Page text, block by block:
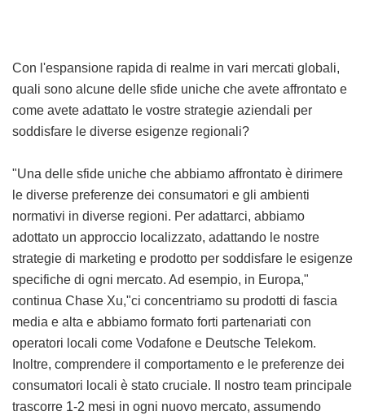
Con l'espansione rapida di realme in vari mercati globali,
quali sono alcune delle sfide uniche che avete affrontato e
come avete adattato le vostre strategie aziendali per
soddisfare le diverse esigenze regionali?
"Una delle sfide uniche che abbiamo affrontato è dirimere
le diverse preferenze dei consumatori e gli ambienti
normativi in diverse regioni. Per adattarci, abbiamo
adottato un approccio localizzato, adattando le nostre
strategie di marketing e prodotto per soddisfare le esigenze
specifiche di ogni mercato. Ad esempio, in Europa,"
continua Chase Xu,"ci concentriamo su prodotti di fascia
media e alta e abbiamo formato forti partenariati con
operatori locali come Vodafone e Deutsche Telekom.
Inoltre, comprendere il comportamento e le preferenze dei
consumatori locali è stato cruciale. Il nostro team principale
trascorre 1-2 mesi in ogni nuovo mercato, assumendo